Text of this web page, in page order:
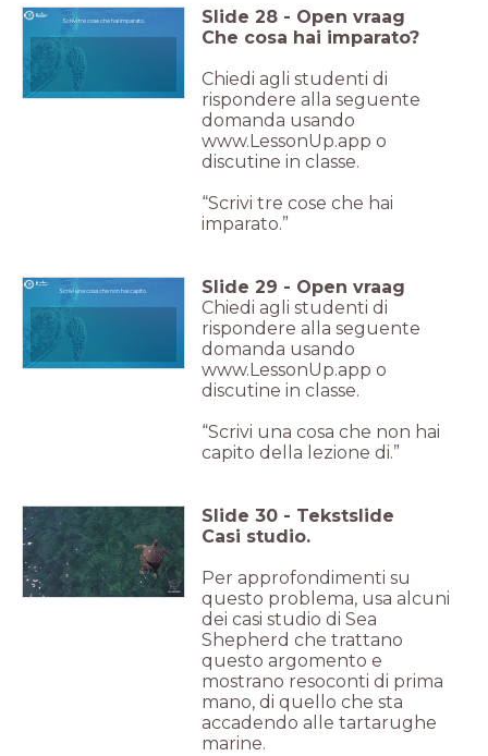
Scrivi tre cose che hai imparato. Slide 28 - Open vraag
Che cosa hai imparato?
Chiedi agli studenti di
rispondere alla seguente
domanda usando
www.LessonUp.app o
discutine in classe.
“Scrivi tre cose che hai
imparato.”
Scrivi una cosa che non hai capito. Slide 29 - Open vraag
Chiedi agli studenti di
rispondere alla seguente
domanda usando
www.LessonUp.app o
discutine in classe.
“Scrivi una cosa che non hai
capito della lezione di.”
Slide 30 - Tekstslide
Casi studio.
Per approfondimenti su
questo problema, usa alcuni
dei casi studio di Sea
Shepherd che trattano
questo argomento e
mostrano resoconti di prima
mano, di quello che sta
accadendo alle tartarughe
marine.